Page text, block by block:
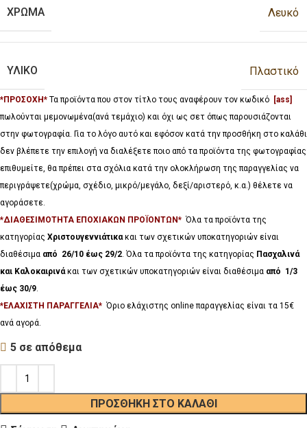
ΧΡΩΜΑ Λευκό
ΥΛΙΚΟ Πλαστικό
*ΠΡΟΣΟΧΗ* Τα προϊόντα που στον τίτλο τους αναφέρουν τον κωδικό [ass]
πωλούνται μεμονωμένα(ανά τεμάχιο) και όχι ως σετ όπως παρουσιάζονται
στην φωτογραφία. Για το λόγο αυτό και εφόσον κατά την προσθήκη στο καλάθι
δεν βλέπετε την επιλογή να διαλέξετε ποιο από τα προϊόντα της φωτογραφίας
επιθυμείτε, θα πρέπει στα σχόλια κατά την ολοκλήρωση της παραγγελίας να
περιγράψετε(χρώμα, σχέδιο, μικρό/μεγάλο, δεξί/αριστερό, κ.α.) θέλετε να
αγοράσετε.
*ΔΙΑΘΕΣΙΜΟΤΗΤΑ ΕΠΟΧΙΑΚΩΝ ΠΡΟΪΟΝΤΩΝ* Όλα τα προϊόντα της
κατηγορίας Χριστουγεννιάτικακαι των σχετικών υποκατηγοριών είναι
διαθέσιμα από 26/10 έως 29/2. Όλα τα προϊόντα της κατηγορίας Πασχαλινά
και Καλοκαιρινάκαι των σχετικών υποκατηγοριών είναι διαθέσιμα από 1/3
έως 30/9.
*ΕΛΑΧΙΣΤΗ ΠΑΡΑΓΓΕΛΙΑ* Όριο ελάχιστης online παραγγελίας είναι τα 15€
ανά αγορά.
5 σε απόθεμα
ΠΡΟΣΘΉΚΗ ΣΤΟ ΚΑΛΆΘΙ